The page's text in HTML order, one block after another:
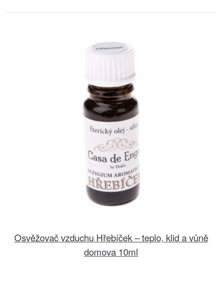
Osvěžovač vzduchu Hřebíček – teplo, klid a vůně
domova 10ml